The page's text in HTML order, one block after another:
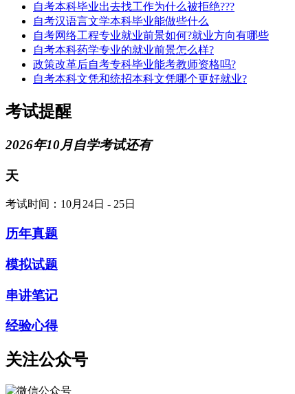
自考本科毕业出去找工作为什么被拒绝???
自考汉语言文学本科毕业能做些什么
自考网络工程专业就业前景如何?就业方向有哪些
自考本科药学专业的就业前景怎么样?
政策改革后自考专科毕业能考教师资格吗?
自考本科文凭和统招本科文凭哪个更好就业?
考试提醒
2026年10月自学考试还有
天
考试时间：10月24日 - 25日
历年真题
模拟试题
串讲笔记
经验心得
关注公众号